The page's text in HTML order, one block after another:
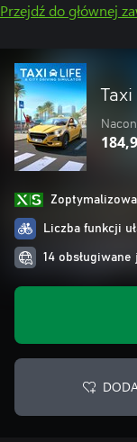
Przejdź do głównej
Nacon
Liczba funkcji
14 obsługiwane